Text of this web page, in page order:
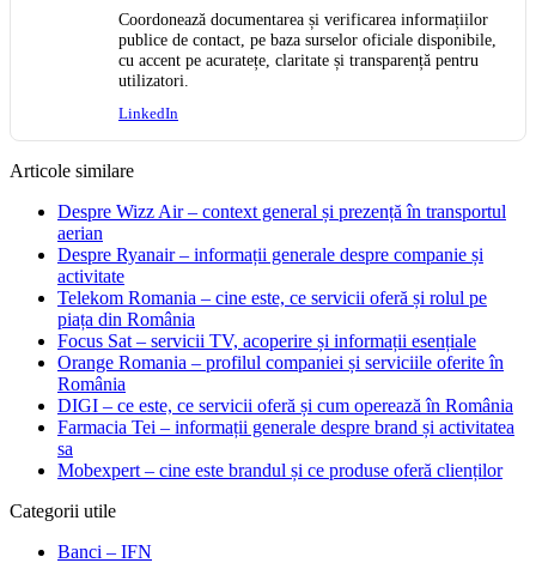
Coordonează documentarea și verificarea informațiilor
publice de contact, pe baza surselor oficiale disponibile,
cu accent pe acuratețe, claritate și transparență pentru
utilizatori.
LinkedIn
Articole similare
Despre Wizz Air – context general și prezență în transportul
aerian
Despre Ryanair – informații generale despre companie și
activitate
Telekom Romania – cine este, ce servicii oferă și rolul pe
piața din România
Focus Sat – servicii TV, acoperire și informații esențiale
Orange Romania – profilul companiei și serviciile oferite în
România
DIGI – ce este, ce servicii oferă și cum operează în România
Farmacia Tei – informații generale despre brand și activitatea
sa
Mobexpert – cine este brandul și ce produse oferă clienților
Categorii utile
Banci – IFN